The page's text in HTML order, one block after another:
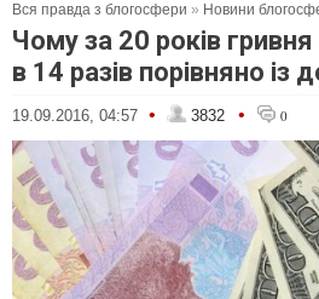
Вся правда з блогосфери » Новини
Чому за 20 років
в 14 разів порівняно із
19.09.2016, 04:57 • 3832 • 0